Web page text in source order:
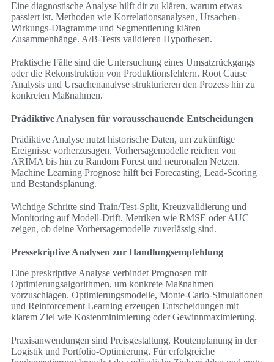
Eine diagnostische Analyse hilft dir zu klären, warum etwas
passiert ist. Methoden wie Korrelationsanalysen, Ursachen-
Wirkungs-Diagramme und Segmentierung klären
Zusammenhänge. A/B-Tests validieren Hypothesen.
Praktische Fälle sind die Untersuchung eines Umsatzrückgangs
oder die Rekonstruktion von Produktionsfehlern. Root Cause
Analysis und Ursachenanalyse strukturieren den Prozess hin zu
konkreten Maßnahmen.
Prädiktive Analysen für vorausschauende Entscheidungen
Prädiktive Analyse nutzt historische Daten, um zukünftige
Ereignisse vorherzusagen. Vorhersagemodelle reichen von
ARIMA bis hin zu Random Forest und neuronalen Netzen.
Machine Learning Prognose hilft bei Forecasting, Lead-Scoring
und Bestandsplanung.
Wichtige Schritte sind Train/Test-Split, Kreuzvalidierung und
Monitoring auf Modell-Drift. Metriken wie RMSE oder AUC
zeigen, ob deine Vorhersagemodelle zuverlässig sind.
Pressekriptive Analysen zur Handlungsempfehlung
Eine preskriptive Analyse verbindet Prognosen mit
Optimierungsalgorithmen, um konkrete Maßnahmen
vorzuschlagen. Optimierungsmodelle, Monte-Carlo-Simulationen
und Reinforcement Learning erzeugen Entscheidungen mit
klarem Ziel wie Kostenminimierung oder Gewinnmaximierung.
Praxisanwendungen sind Preisgestaltung, Routenplanung in der
Logistik und Portfolio-Optimierung. Für erfolgreiche